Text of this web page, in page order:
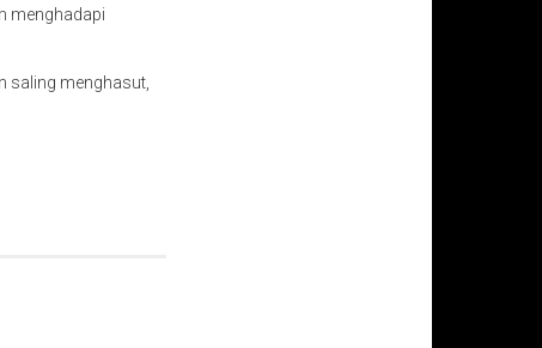
menghadapi
saling menghasut,